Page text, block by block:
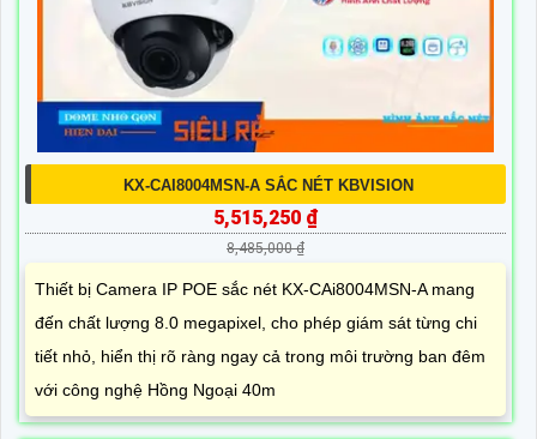
KX-CAI8004MSN-A SẮC NÉT KBVISION
5,515,250 ₫
8,485,000 ₫
Thiết bị Camera IP POE sắc nét KX-CAi8004MSN-A mang
đến chất lượng 8.0 megapixel, cho phép giám sát từng chi
tiết nhỏ, hiển thị rõ ràng ngay cả trong môi trường ban đêm
với công nghệ Hồng Ngoại 40m